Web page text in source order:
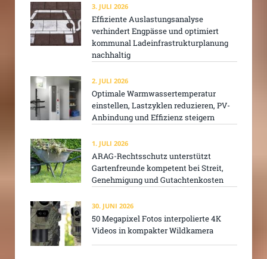
3. JULI 2026
Effiziente Auslastungsanalyse
verhindert Engpässe und optimiert
kommunal Ladeinfrastrukturplanung
nachhaltig
2. JULI 2026
Optimale Warmwassertemperatur
einstellen, Lastzyklen reduzieren, PV-
Anbindung und Effizienz steigern
1. JULI 2026
ARAG-Rechtsschutz unterstützt
Gartenfreunde kompetent bei Streit,
Genehmigung und Gutachtenkosten
30. JUNI 2026
50 Megapixel Fotos interpolierte 4K
Videos in kompakter Wildkamera